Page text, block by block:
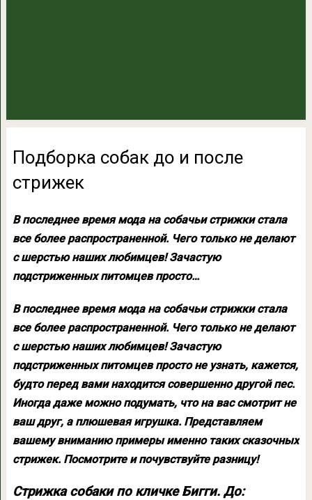
Подборка собак до и после
стрижек
В последнее время мода на собачьи стрижки стала
все более распространенной. Чего только не делают
с шерстью наших любимцев! Зачастую
подстриженных питомцев просто…
В последнее время мода на собачьи стрижки стала
все более распространенной. Чего только не делают
с шерстью наших любимцев! Зачастую
подстриженных питомцев просто не узнать, кажется,
будто перед вами находится совершенно другой пес.
Иногда даже можно подумать, что на вас смотрит не
ваш друг, а плюшевая игрушка. Представляем
вашему вниманию примеры именно таких сказочных
стрижек. Посмотрите и почувствуйте разницу!
Стрижка собаки по кличке Бигги. До: